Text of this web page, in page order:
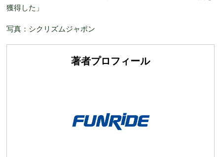
獲得した」
写真：シクリズムジャポン
著者プロフィール